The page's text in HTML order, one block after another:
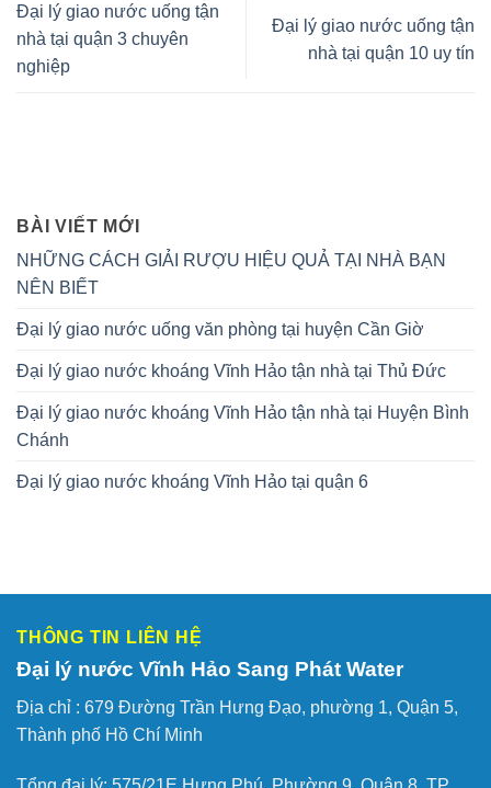
Đại lý giao nước uống tận
nhà tại quận 3 chuyên
nghiệp
Đại lý giao nước uống tận
nhà tại quận 10 uy tín
BÀI VIẾT MỚI
NHỮNG CÁCH GIẢI RƯỢU HIỆU QUẢ TẠI NHÀ BẠN
NÊN BIẾT
Đại lý giao nước uống văn phòng tại huyện Cần Giờ
Đại lý giao nước khoáng Vĩnh Hảo tận nhà tại Thủ Đức
Đại lý giao nước khoáng Vĩnh Hảo tận nhà tại Huyện Bình
Chánh
Đại lý giao nước khoáng Vĩnh Hảo tại quận 6
THÔNG TIN LIÊN HỆ
Đại lý nước Vĩnh Hảo Sang Phát Water
Địa chỉ : 679 Đường Trần Hưng Đạo, phường 1, Quận 5,
Thành phố Hồ Chí Minh